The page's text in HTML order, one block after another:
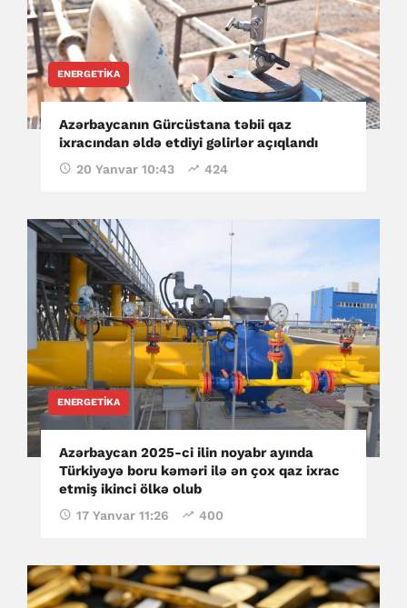
ENERGETIKA
Azərbaycanın Gürcüstana təbii qaz
ixracından əldə etdiyi gəlirlər açıqlandı
20 Yanvar 10:43 424
ENERGETIKA
Azərbaycan 2025-ci ilin noyabr ayında
Türkiyəyə boru kəməri ilə ən çox qaz ixrac
etmiş ikinci ölkə olub
17 Yanvar 11:26 400